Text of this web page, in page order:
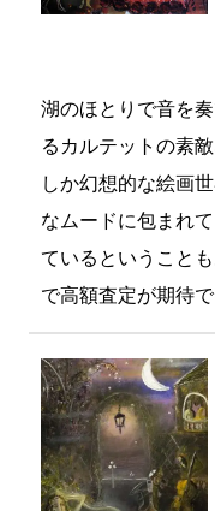
湖のほとりで音を
るカルテットの素
しか幻想的な絵画
なムードに包まれ
ているということ
で高額査定が期待で